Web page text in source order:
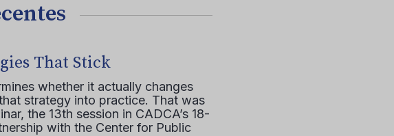
That Stick
whether it actually changes
strategy into practice. That was
the 13th session in CADCA’s 18-
with the Center for Public